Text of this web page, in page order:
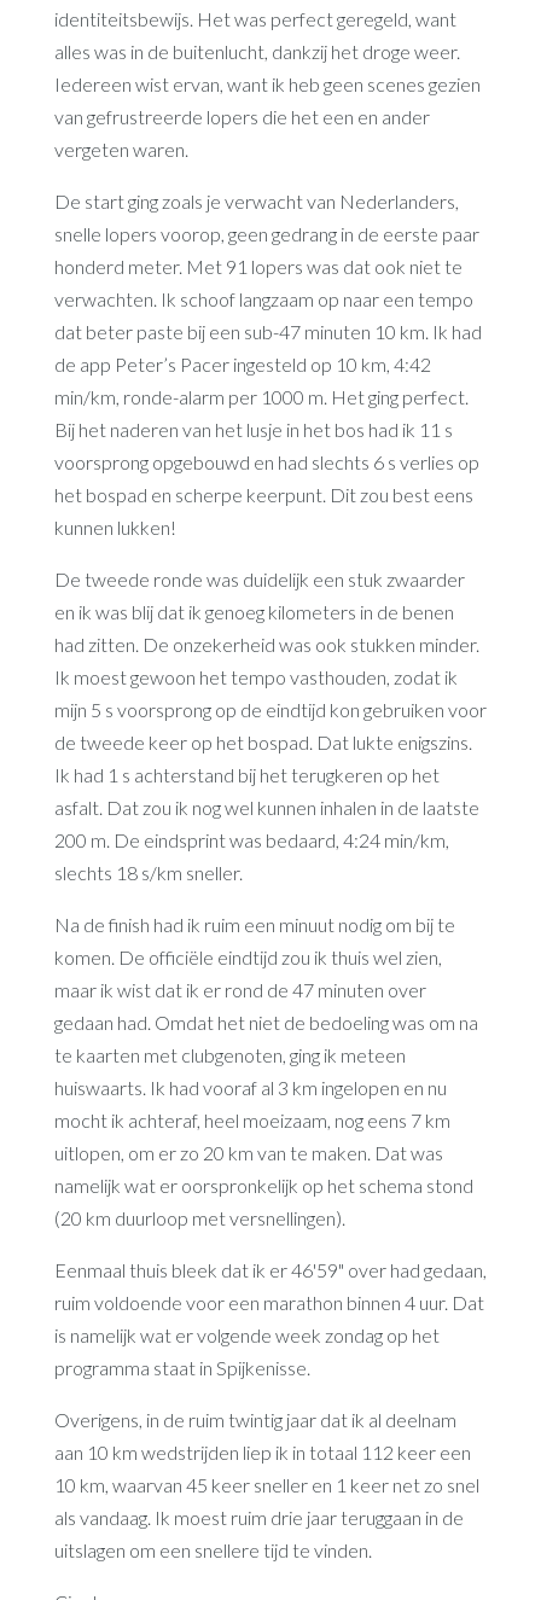
identiteitsbewijs. Het was perfect geregeld, want
alles was in de buitenlucht, dankzij het droge weer.
Iedereen wist ervan, want ik heb geen scenes gezien
van gefrustreerde lopers die het een en ander
vergeten waren.
De start ging zoals je verwacht van Nederlanders,
snelle lopers voorop, geen gedrang in de eerste paar
honderd meter. Met 91 lopers was dat ook niet te
verwachten. Ik schoof langzaam op naar een tempo
dat beter paste bij een sub-47 minuten 10 km. Ik had
de app Peter’s Pacer ingesteld op 10 km, 4:42
min/km, ronde-alarm per 1000 m. Het ging perfect.
Bij het naderen van het lusje in het bos had ik 11 s
voorsprong opgebouwd en had slechts 6 s verlies op
het bospad en scherpe keerpunt. Dit zou best eens
kunnen lukken!
De tweede ronde was duidelijk een stuk zwaarder
en ik was blij dat ik genoeg kilometers in de benen
had zitten. De onzekerheid was ook stukken minder.
Ik moest gewoon het tempo vasthouden, zodat ik
mijn 5 s voorsprong op de eindtijd kon gebruiken voor
de tweede keer op het bospad. Dat lukte enigszins.
Ik had 1 s achterstand bij het terugkeren op het
asfalt. Dat zou ik nog wel kunnen inhalen in de laatste
200 m. De eindsprint was bedaard, 4:24 min/km,
slechts 18 s/km sneller.
Na de finish had ik ruim een minuut nodig om bij te
komen. De officiële eindtijd zou ik thuis wel zien,
maar ik wist dat ik er rond de 47 minuten over
gedaan had. Omdat het niet de bedoeling was om na
te kaarten met clubgenoten, ging ik meteen
huiswaarts. Ik had vooraf al 3 km ingelopen en nu
mocht ik achteraf, heel moeizaam, nog eens 7 km
uitlopen, om er zo 20 km van te maken. Dat was
namelijk wat er oorspronkelijk op het schema stond
(20 km duurloop met versnellingen).
Eenmaal thuis bleek dat ik er 46'59" over had gedaan,
ruim voldoende voor een marathon binnen 4 uur. Dat
is namelijk wat er volgende week zondag op het
programma staat in Spijkenisse.
Overigens, in de ruim twintig jaar dat ik al deelnam
aan 10 km wedstrijden liep ik in totaal 112 keer een
10 km, waarvan 45 keer sneller en 1 keer net zo snel
als vandaag. Ik moest ruim drie jaar teruggaan in de
uitslagen om een snellere tijd te vinden.